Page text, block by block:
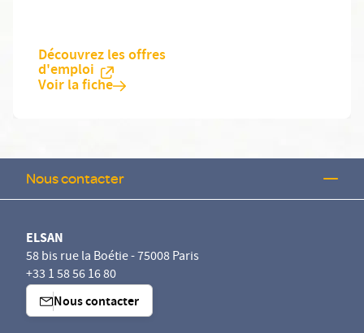
Découvrez les offres
d'emploi
Voir la fiche
Nous contacter
ELSAN
58 bis rue la Boétie - 75008 Paris
+33 1 58 56 16 80
Nous contacter